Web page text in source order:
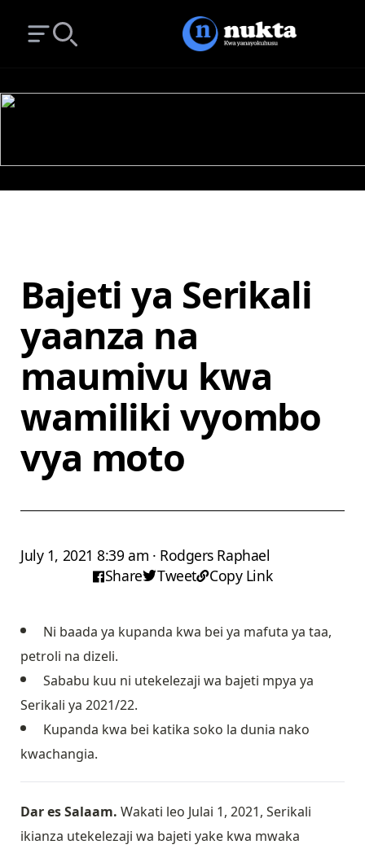
Open main menu
Bajeti ya Serikali
yaanza na
maumivu kwa
wamiliki vyombo
vya moto
July 1, 2021 8:39 am · Rodgers Raphael
Share
Tweet Copy Link
Ni baada ya kupanda kwa bei ya mafuta ya taa,
petroli na dizeli.
Sababu kuu ni utekelezaji wa bajeti mpya ya
Serikali ya 2021/22.
Kupanda kwa bei katika soko la dunia nako
kwachangia.
Dar es Salaam. Wakati leo Julai 1, 2021, Serikali
ikianza utekelezaji wa bajeti yake kwa mwaka